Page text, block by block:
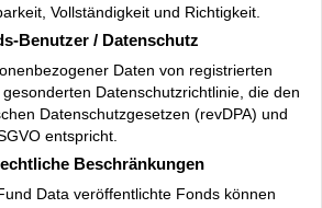
Vollständigkeit und Richtigkeit.
Benutzer / Datenschutz
Daten von registrierten
Datenschutzrichtlinie, die den
Datenschutzgesetzen (revDPA) und
entspricht.
Beschränkungen
Data veröffentlichte Fonds können